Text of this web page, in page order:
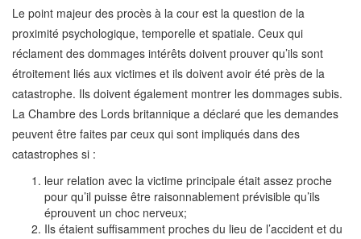
Le point majeur des procès à la cour est la question de la
proximité psychologique, temporelle et spatiale. Ceux qui
réclament des dommages intérêts doivent prouver qu’ils sont
étroitement liés aux victimes et ils doivent avoir été près de la
catastrophe. Ils doivent également montrer les dommages subis.
La Chambre des Lords britannique a déclaré que les demandes
peuvent être faites par ceux qui sont impliqués dans des
catastrophes si :
leur relation avec la victime principale était assez proche
pour qu’il puisse être raisonnablement prévisible qu’ils
éprouvent un choc nerveux;
Ils étaient suffisamment proches du lieu de l’accident et du